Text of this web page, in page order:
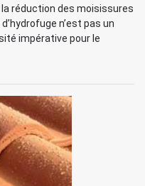
réduction des moisissures
n’est pas un
impérative pour le